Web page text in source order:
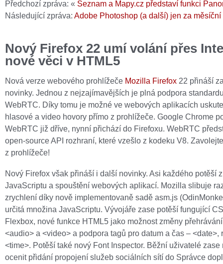
Předchozí zpráva: « Seznam a Mapy.cz představí funkci
Následující zpráva: Adobe Photoshop (a další) jen za
Nový Firefox 22 umí volání přes
nové věci v HTML5
Nová verze webového prohlížeče Mozilla Firefox 22 přináší
novinky. Jednou z nejzajímavějších je plná podpora
WebRTC. Díky tomu je možné ve webových aplikacích
hlasové a video hovory přímo z prohlížeče. Google Chrome
WebRTC již dříve, nynní přichází do Firefoxu. WebRTC
open-source API rozhraní, které vzešlo z kodeku V8.
z prohlížeče!
Nový Firefox však přináší i další novinky. Asi každého potěší
JavaScriptu a spouštění webových aplikací. Mozilla slibuje
zrychlení díky nově implementovaně sadě asm.js
určitá množina JavaScriptu. Vývojáře zase potěší fungující
Flexbox, nové funkce HTML5 jako možnost změny
<audio> a <video> a podpora tagů pro datum a čas – <date>,
<time>. Potěší také nový Font Inspector. Běžní uživatelé zase
ocenit přidání propojení služeb sociálních sítí do Správce